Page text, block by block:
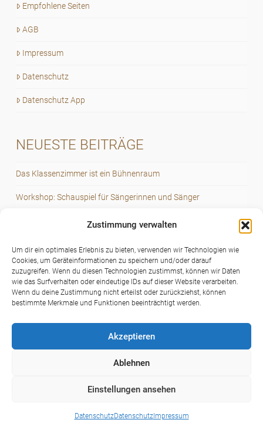
Zustimmung verwalten
Um dir ein optimales Erlebnis zu bieten, verwenden wir Technologien wie
Cookies, um Geräteinformationen zu speichern und/oder darauf
zuzugreifen. Wenn du diesen Technologien zustimmst, können wir Daten
wie das Surfverhalten oder eindeutige IDs auf dieser Website verarbeiten.
Wenn du deine Zustimmung nicht erteilst oder zurückziehst, können
bestimmte Merkmale und Funktionen beeinträchtigt werden.
Akzeptieren
Ablehnen
Einstellungen ansehen
DatenschutzDatenschutzImpressum
Empfohlene Seiten
AGB
Impressum
Datenschutz
Datenschutz App
NEUESTE BEITRÄGE
Das Klassenzimmer ist ein Bühnenraum
Workshop: Schauspiel für Sängerinnen und Sänger
World-Voice-Day 2023
Stimme – Sprache – Dialog
FacebookYouTubeInstagram
© Gesangsunterricht in Berlin • All Rights Reserved